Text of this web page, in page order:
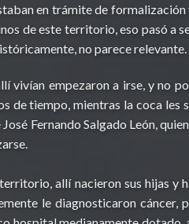
en trámite de
de este territorio, eso pasó a
no parece relevante.
vivían empezaron a irse, y no
de tiempo, mientras la coca les
Fernando Salgado León,
allí nacieron sus hijas y
le diagnosticaron